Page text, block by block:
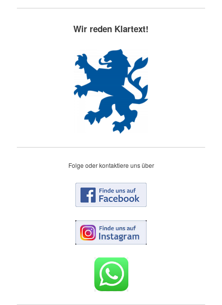
Wir reden Klartext!
Folge oder kontaktiere uns über